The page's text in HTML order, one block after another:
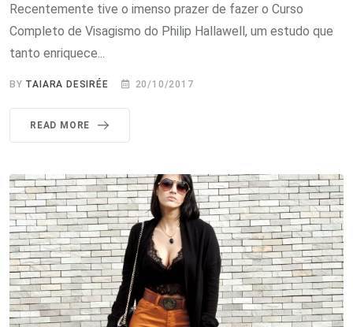
Recentemente tive o imenso prazer de fazer o Curso
Completo de Visagismo do Philip Hallawell, um estudo que
tanto enriquece...
BY TAIARA DESIRÉE 20/10/2017
READ MORE